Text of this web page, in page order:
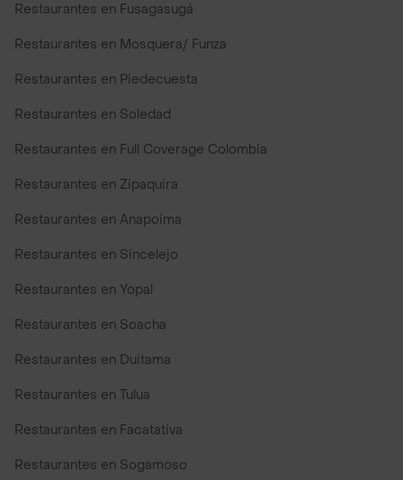
Restaurantes en Fusagasugá
Restaurantes en Mosquera/ Funza
Restaurantes en Piedecuesta
Restaurantes en Soledad
Restaurantes en Full Coverage Colombia
Restaurantes en Zipaquira
Restaurantes en Anapoima
Restaurantes en Sincelejo
Restaurantes en Yopal
Restaurantes en Soacha
Restaurantes en Duitama
Restaurantes en Tulua
Restaurantes en Facatativa
Restaurantes en Sogamoso